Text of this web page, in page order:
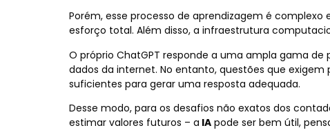
Porém, esse processo de aprendizagem é complexo
esforço total. Além disso, a infraestrutura
O próprio ChatGPT responde a uma ampla gama
dados da internet. No entanto, questões que
suficientes para gerar uma resposta adequada.
Desse modo, para os desafios não exatos dos
estimar valores futuros – a IA pode ser bem útil,